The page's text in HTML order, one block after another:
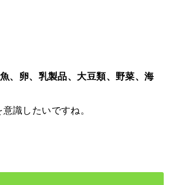
、卵、乳製品、大豆類、野菜、海
識したいですね。